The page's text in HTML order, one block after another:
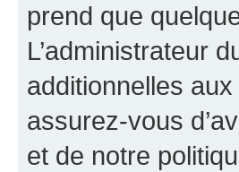
prend que
L’administrateur
additionnelles
assurez-vous
et de notre